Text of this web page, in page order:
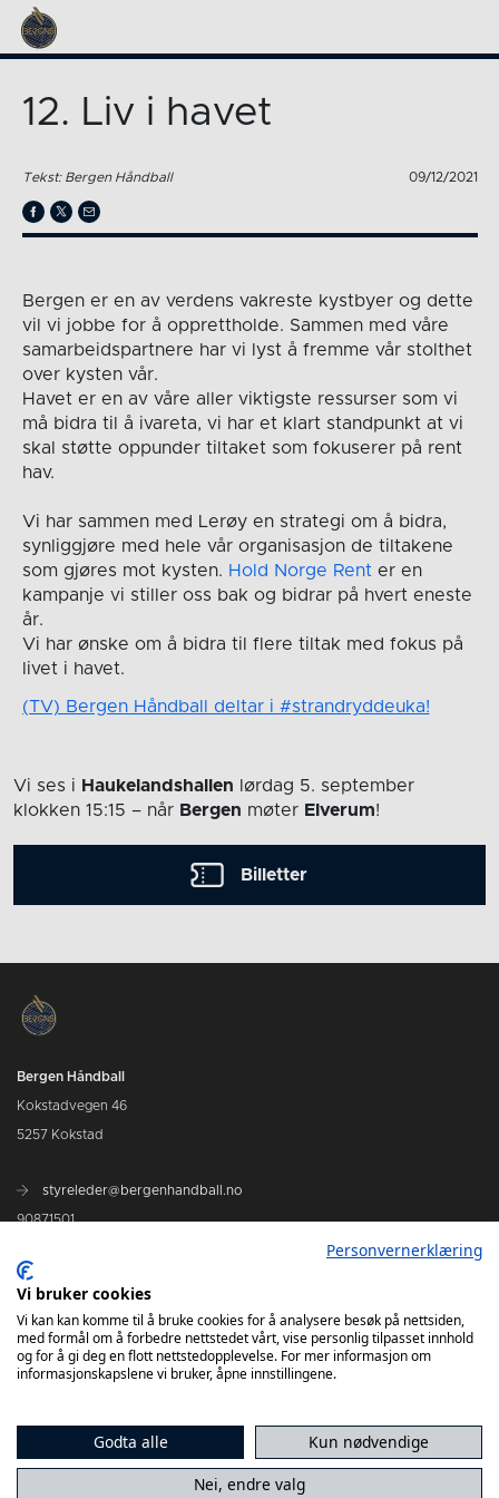
12. Liv i havet
Tekst: Bergen Håndball 09/12/2021
Bergen er en av verdens vakreste kystbyer og dette
vil vi jobbe for å opprettholde. Sammen med våre
samarbeidspartnere har vi lyst å fremme vår stolthet
over kysten vår.
Havet er en av våre aller viktigste ressurser som vi
må bidra til å ivareta, vi har et klart standpunkt at vi
skal støtte oppunder tiltaket som fokuserer på rent
hav.
Vi har sammen med Lerøy en strategi om å bidra,
synliggjøre med hele vår organisasjon de tiltakene
som gjøres mot kysten. Hold Norge Rent er en
kampanje vi stiller oss bak og bidrar på hvert eneste
år.
Vi har ønske om å bidra til flere tiltak med fokus på
livet i havet.
(TV) Bergen Håndball deltar i #strandryddeuka!
Vi ses i Haukelandshallen lørdag 5. september
klokken 15:15 – når Bergen møter Elverum!
Billetter
Bergen Håndball
Kokstadvegen 46
5257 Kokstad
styreleder@bergenhandball.no
90871501
Kamper Bergen Håndball
Personvernerklæring
Vi bruker cookies
Vi kan kan komme til å bruke cookies for å analysere besøk på nettsiden,
med formål om å forbedre nettstedet vårt, vise personlig tilpasset innhold
og for å gi deg en flott nettstedopplevelse. For mer informasjon om
informasjonskapslene vi bruker, åpne innstillingene.
Godta alle
Kun nødvendige
Nei, endre valg